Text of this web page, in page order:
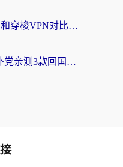
Quickback VPN好用吗？和穿梭VPN对比哪个回国效果更好？海外党必看的真实测评与选择指南
穿梭和快喵好用吗？海外党亲测3款回国加速器，附日本回国VPN避坑指南